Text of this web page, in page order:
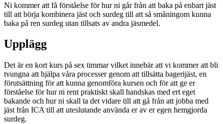
Ni kommer att få förståelse för hur ni går från att baka på enbart jäst
till att börja kombinera jäst och surdeg till att så småningom kunna
baka på ren surdeg utan tillsats av andra jäsmedel.
Upplägg
Det är en kort kurs på sex timmar vilket innebär att vi kommer att bli
tvungna att hjälpa våra processer genom att tillsätta bagerijäst, en
förutsättning för att kunna genomföra kursen och för att ge er
förståelse för hur ni rent praktiskt skall handskas med ert eget
bakande och hur ni skall ta det vidare till att gå från att jobba med
jäst från ICA till att uteslutande använda er av er egen hemgjorda
surdeg.